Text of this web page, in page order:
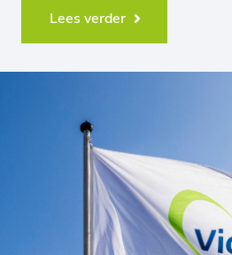
Lees verder